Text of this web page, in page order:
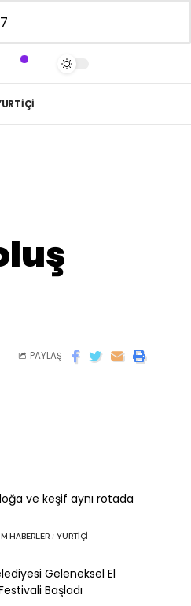
PAYLAŞ
ve keşif aynı rotada
HABERLER YURTIÇI
Geleneksel El
Başladı